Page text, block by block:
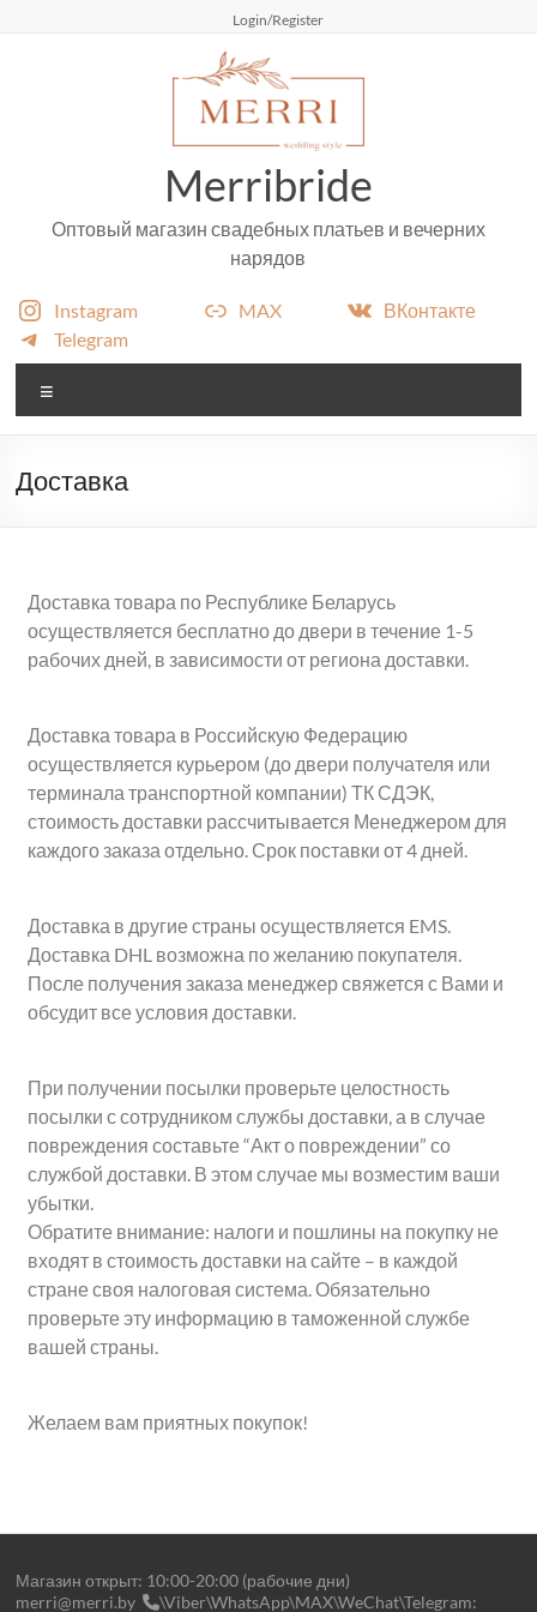
Login/Register
Merribride
Оптовый магазин свадебных платьев и вечерних
нарядов
Instagram MAX
ВКонтакте
Telegram
Доставка
Доставка товара по Республике Беларусь
осуществляется бесплатно до двери в течение 1-5
рабочих дней, в зависимости от региона доставки.
Доставка товара в Российскую Федерацию
осуществляется курьером (до двери получателя или
терминала транспортной компании) ТК СДЭК,
стоимость доставки рассчитывается Менеджером для
каждого заказа отдельно. Срок поставки от 4 дней.
Доставка в другие страны осуществляется EMS.
Доставка DHL возможна по желанию покупателя.
После получения заказа менеджер свяжется с Вами и
обсудит все условия доставки.
При получении посылки проверьте целостность
посылки с сотрудником службы доставки, а в случае
повреждения составьте “Акт о повреждении” со
службой доставки. В этом случае мы возместим ваши
убытки.
Обратите внимание: налоги и пошлины на покупку не
входят в стоимость доставки на сайте – в каждой
стране своя налоговая система. Обязательно
проверьте эту информацию в таможенной службе
вашей страны.
Желаем вам приятных покупок!
Магазин открыт: 10:00-20:00 (рабочие дни)
merri@merri.by
\Viber\WhatsApp\MAX\WeChat\Telegram: